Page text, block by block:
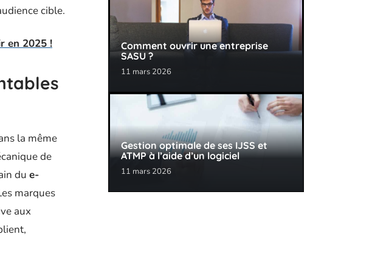
cible.
en 2025 !
la même
de
du e-
marques
aux
Comment ouvrir une entreprise
SASU ?
11 mars 2026
Gestion optimale de ses IJSS et
ATMP à l’aide d’un logiciel
11 mars 2026